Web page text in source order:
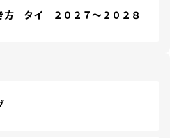
方 タイ ２０２７～２０２８